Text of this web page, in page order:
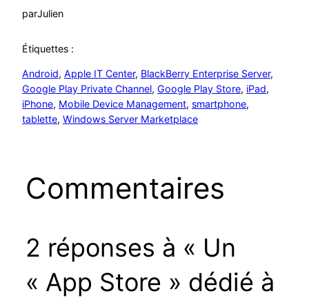
parJulien
Étiquettes :
Android, Apple IT Center, BlackBerry Enterprise Server
Google Play Private Channel, Google Play Store, iPad
iPhone, Mobile Device Management, smartphone
tablette, Windows Server Marketplace
Commentaires
2 réponses à « Un
« App Store » dédié à